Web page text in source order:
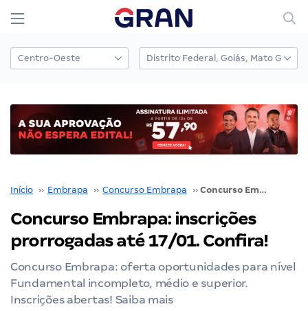
Início ›› Embrapa ›› Concurso Embrapa ›› Concurso Embrapa: inscrições prorrogadas até 17/01. Confira!
Concurso Embrapa: inscrições
prorrogadas até 17/01. Confira!
Concurso Embrapa: oferta oportunidades para nível
Fundamental incompleto, médio e superior.
Inscrições abertas! Saiba mais